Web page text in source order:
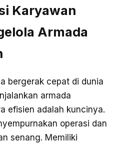
Karyawan
Armada
bergerak cepat di dunia
armada
efisien adalah kuncinya.
operasi dan
senang. Memiliki